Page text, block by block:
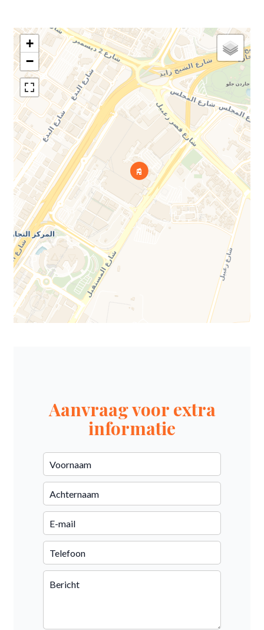
+
−
Aanvraag voor extra
informatie